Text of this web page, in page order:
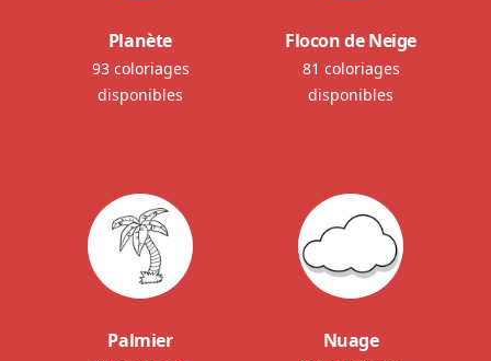
Planète
93 coloriages
disponibles
Flocon de Neige
81 coloriages
disponibles
Palmier Nuage